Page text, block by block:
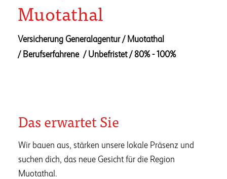
Muotathal
Versicherung Generalagentur / Muotathal
/ Berufserfahrene / Unbefristet / 80% - 100%
Das erwartet Sie
Wir bauen aus, stärken unsere lokale Präsenz und
suchen dich, das neue Gesicht für die Region
Muotathal.